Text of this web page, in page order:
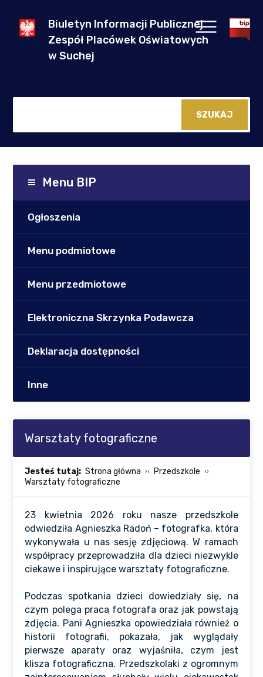
Biuletyn Informacji Publicznej
Zespół Placówek Oświatowych
w Suchej
Menu BIP
Ogłoszenia
Menu podmiotowe
Menu przedmiotowe
Elektroniczna Skrzynka Podawcza
Deklaracja dostępności
Inne
Warsztaty fotograficzne
Jesteś tutaj: Strona główna
Przedszkole
Warsztaty fotograficzne
23 kwietnia 2026 roku nasze przedszkole
odwiedziła Agnieszka Radoń – fotografka, która
wykonywała u nas sesję zdjęciową. W ramach
współpracy przeprowadziła dla dzieci niezwykle
ciekawe i inspirujące warsztaty fotograficzne.
Podczas spotkania dzieci dowiedziały się, na
czym polega praca fotografa oraz jak powstają
zdjęcia. Pani Agnieszka opowiedziała również o
historii fotografii, pokazała, jak wyglądały
pierwsze aparaty oraz wyjaśniła, czym jest
klisza fotograficzna. Przedszkolaki z ogromnym